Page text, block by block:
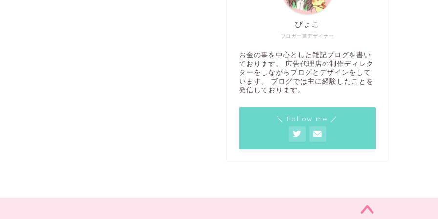
ブロガー兼デザイナー
ぴょこ
お金の事を中心とした雑記ブログを書い
ております。 広告代理店の制作ディレク
ターをしながらブログとデザインをして
います。 ブログでは主に経験したことを
発信しております。
＼ Follow me ／